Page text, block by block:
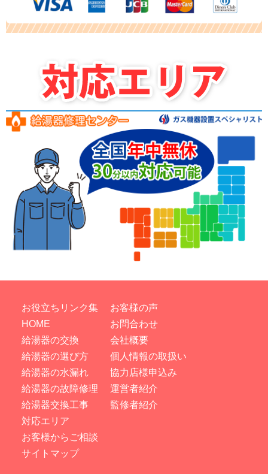
お役立ちリンク集
HOME
給湯器の交換
給湯器の選び方
給湯器の水漏れ
給湯器の故障修理
給湯器交換工事
対応エリア
お客様からご相談
サイトマップ
お客様の声
お問合わせ
会社概要
個人情報の取扱い
協力店様申込み
運営者紹介
監修者紹介